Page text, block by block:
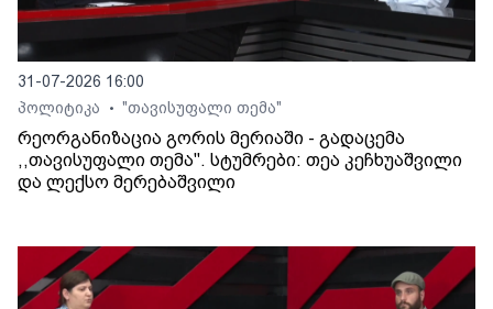
31-07-2026 16:00
პოლიტიკა
• "თავისუფალი თემა"
რეორგანიზაცია გორის მერიაში - გადაცემა
,,თავისუფალი თემა". სტუმრები: თეა კეჩხუაშვილი
და ლექსო მერებაშვილი